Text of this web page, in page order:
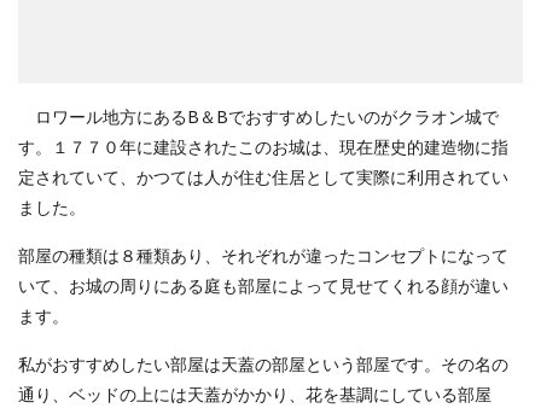
ロワール地方にあるB＆Bでおすすめしたいのがクラオン城で
す。１７７０年に建設されたこのお城は、現在歴史的建造物に指
定されていて、かつては人が住む住居として実際に利用されてい
ました。
部屋の種類は８種類あり、それぞれが違ったコンセプトになって
いて、お城の周りにある庭も部屋によって見せてくれる顔が違い
ます。
私がおすすめしたい部屋は天蓋の部屋という部屋です。その名の
通り、ベッドの上には天蓋がかかり、花を基調にしている部屋